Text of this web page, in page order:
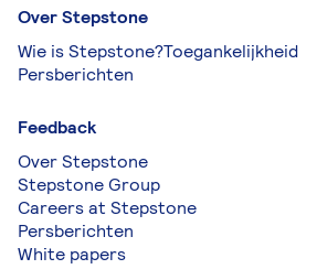
Over Stepstone
Wie is Stepstone?
Persberichten
Toegankelijkheid
Feedback
Over Stepstone
Stepstone Group
Careers at Stepstone
Persberichten
White papers